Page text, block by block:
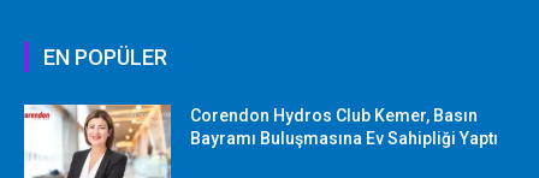
EN POPÜLER
Corendon Hydros Club Kemer, Basın
Bayramı Buluşmasına Ev Sahipliği Yaptı